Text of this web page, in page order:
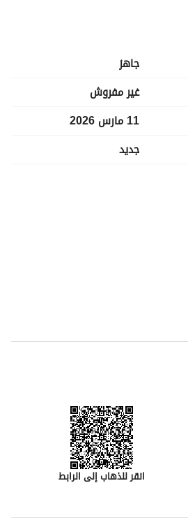
جاهز
غير مفروش
11 مارس 2026
جديد
انقر للذهاب إلى الرابط